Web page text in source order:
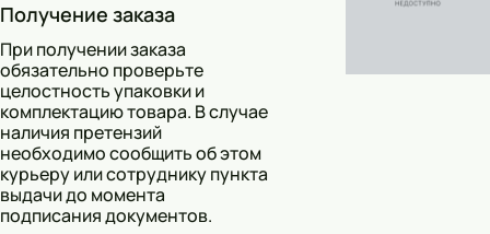
Получение заказа
При получении заказа
обязательно проверьте
целостность упаковки и
комплектацию товара. В случае
наличия претензий
необходимо сообщить об этом
курьеру или сотруднику пункта
выдачи до момента
подписания документов.